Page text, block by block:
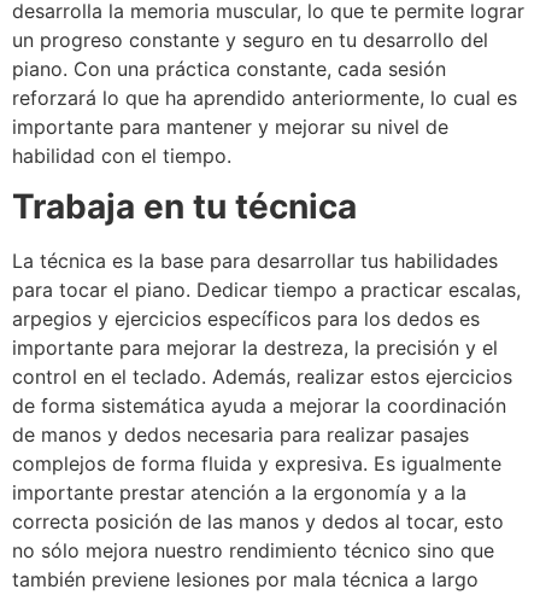
desarrolla la memoria muscular, lo que te permite lograr
un progreso constante y seguro en tu desarrollo del
piano. Con una práctica constante, cada sesión
reforzará lo que ha aprendido anteriormente, lo cual es
importante para mantener y mejorar su nivel de
habilidad con el tiempo.
Trabaja en tu técnica
La técnica es la base para desarrollar tus habilidades
para tocar el piano. Dedicar tiempo a practicar escalas,
arpegios y ejercicios específicos para los dedos es
importante para mejorar la destreza, la precisión y el
control en el teclado. Además, realizar estos ejercicios
de forma sistemática ayuda a mejorar la coordinación
de manos y dedos necesaria para realizar pasajes
complejos de forma fluida y expresiva. Es igualmente
importante prestar atención a la ergonomía y a la
correcta posición de las manos y dedos al tocar, esto
no sólo mejora nuestro rendimiento técnico sino que
también previene lesiones por mala técnica a largo